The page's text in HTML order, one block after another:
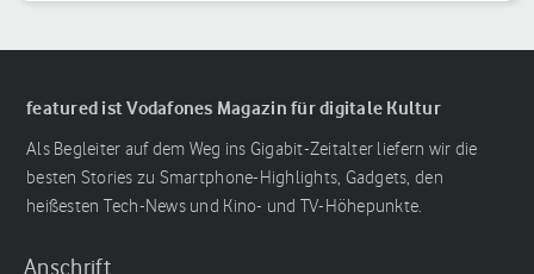
featured ist Vodafones Magazin für digitale Kultur
Als Begleiter auf dem Weg ins Gigabit-Zeitalter liefern wir die
besten Stories zu Smartphone-Highlights, Gadgets, den
heißesten Tech-News und Kino- und TV-Höhepunkte.
Anschrift